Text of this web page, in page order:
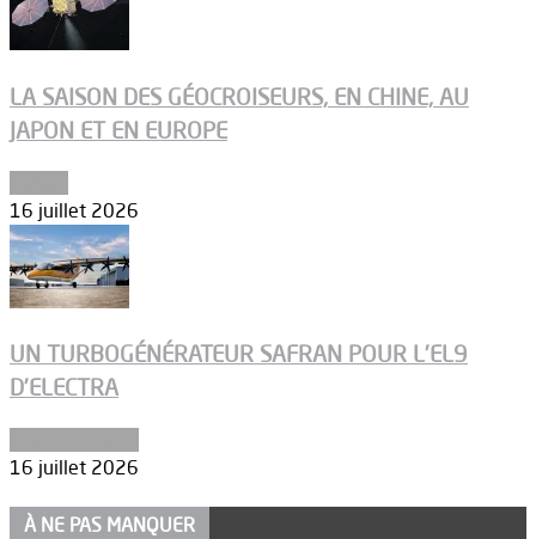
LA SAISON DES GÉOCROISEURS, EN CHINE, AU
JAPON ET EN EUROPE
16 juillet 2026
UN TURBOGÉNÉRATEUR SAFRAN POUR L’EL9
D’ELECTRA
16 juillet 2026
À NE PAS MANQUER